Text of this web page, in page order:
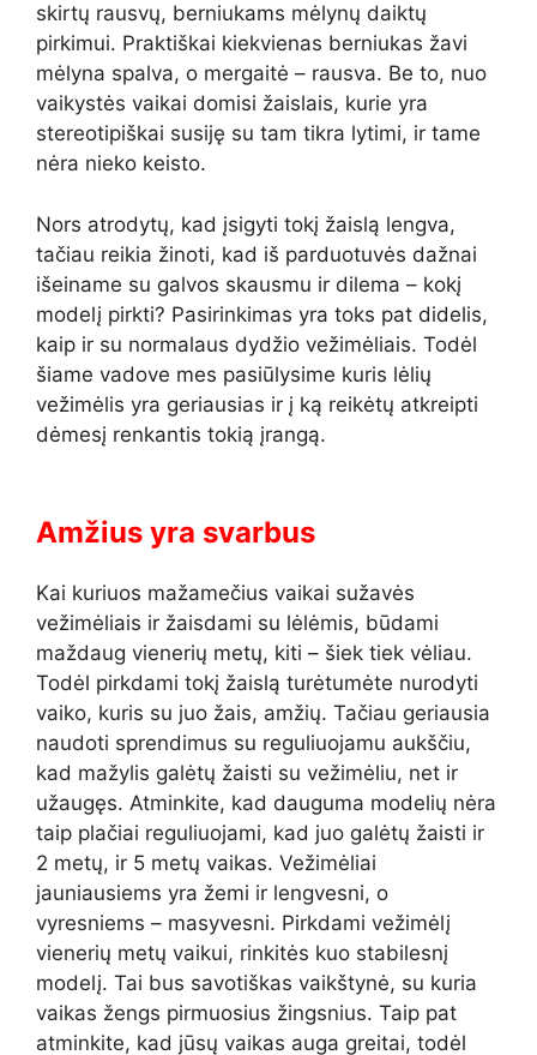
skirtų rausvų, berniukams mėlynų daiktų
pirkimui. Praktiškai kiekvienas berniukas žavi
mėlyna spalva, o mergaitė – rausva. Be to, nuo
vaikystės vaikai domisi žaislais, kurie yra
stereotipiškai susiję su tam tikra lytimi, ir tame
nėra nieko keisto.
Nors atrodytų, kad įsigyti tokį žaislą lengva,
tačiau reikia žinoti, kad iš parduotuvės dažnai
išeiname su galvos skausmu ir dilema – kokį
modelį pirkti? Pasirinkimas yra toks pat didelis,
kaip ir su normalaus dydžio vežimėliais. Todėl
šiame vadove mes pasiūlysime kuris lėlių
vežimėlis yra geriausias ir į ką reikėtų atkreipti
dėmesį renkantis tokią įrangą.
Amžius yra svarbus
Kai kuriuos mažamečius vaikai sužavės
vežimėliais ir žaisdami su lėlėmis, būdami
maždaug vienerių metų, kiti – šiek tiek vėliau.
Todėl pirkdami tokį žaislą turėtumėte nurodyti
vaiko, kuris su juo žais, amžių. Tačiau geriausia
naudoti sprendimus su reguliuojamu aukščiu,
kad mažylis galėtų žaisti su vežimėliu, net ir
užaugęs. Atminkite, kad dauguma modelių nėra
taip plačiai reguliuojami, kad juo galėtų žaisti ir
2 metų, ir 5 metų vaikas. Vežimėliai
jauniausiems yra žemi ir lengvesni, o
vyresniems – masyvesni. Pirkdami vežimėlį
vienerių metų vaikui, rinkitės kuo stabilesnį
modelį. Tai bus savotiškas vaikštynė, su kuria
vaikas žengs pirmuosius žingsnius. Taip pat
atminkite, kad jūsų vaikas auga greitai, todėl